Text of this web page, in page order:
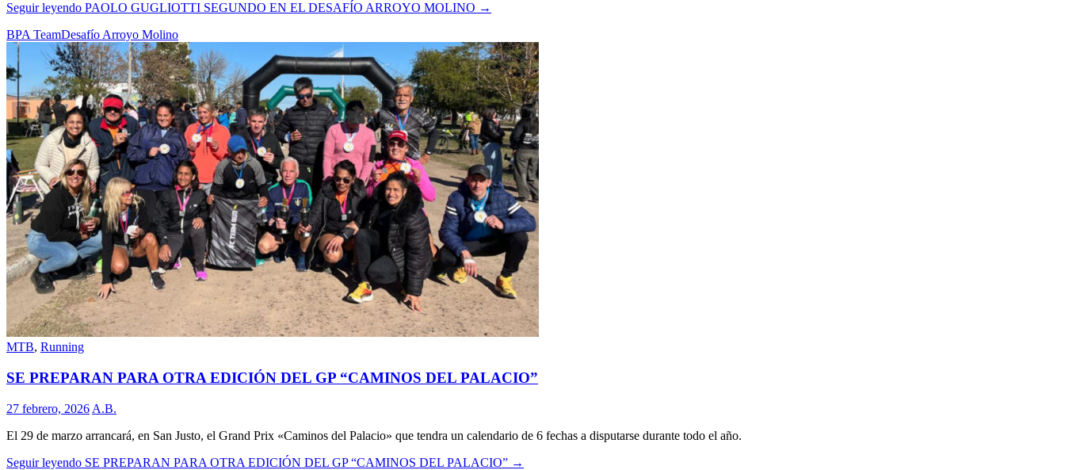
Seguir leyendo PAOLO GUGLIOTTI SEGUNDO EN EL DESAFÍO ARROYO MOLINO →
BPA TeamDesafío Arroyo Molino
MTB, Running
SE PREPARAN PARA OTRA EDICIÓN DEL GP “CAMINOS DEL PALACIO”
27 febrero, 2026 A.B.
El 29 de marzo arrancará, en San Justo, el Grand Prix «Caminos del Palacio» que tendra un calendario de 6 fechas a disputarse durante todo el año.
Seguir leyendo SE PREPARAN PARA OTRA EDICIÓN DEL GP “CAMINOS DEL PALACIO” →